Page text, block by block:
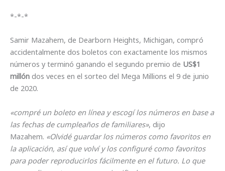
*-*-*
Samir Mazahem, de Dearborn Heights, Michigan, compró
accidentalmente dos boletos con exactamente los mismos
números y terminó ganando el segundo premio de US$1
millón dos veces en el sorteo del Mega Millions el 9 de junio
de 2020.
«compré un boleto en línea y escogí los números en base a
las fechas de cumpleaños de familiares», dijo
Mazahem. «Olvidé guardar los números como favoritos en
la aplicación, así que volví y los configuré como favoritos
para poder reproducirlos fácilmente en el futuro. Lo que